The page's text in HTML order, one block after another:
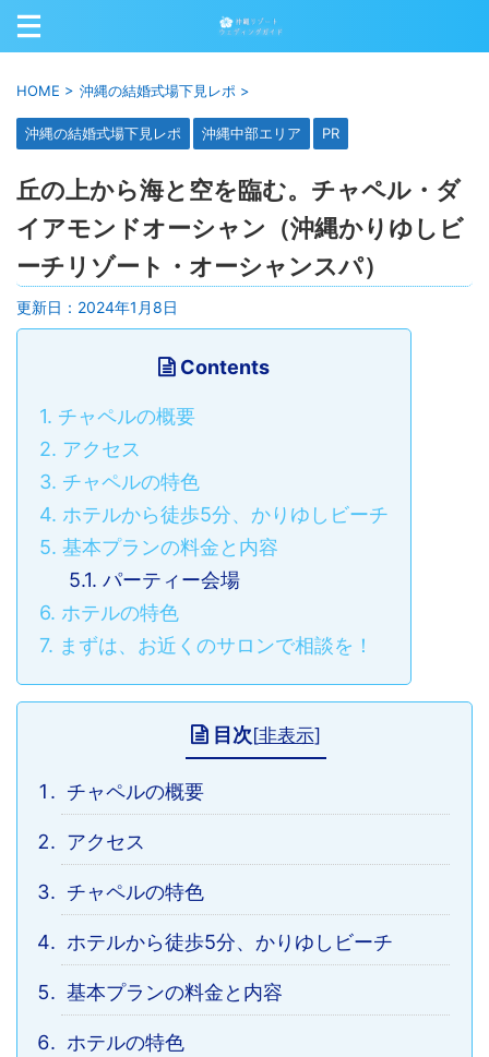
HOME > 沖縄の結婚式場下見レポ >
沖縄の結婚式場下見レポ 沖縄中部エリア PR
丘の上から海と空を臨む。チャペル・ダ
イアモンドオーシャン（沖縄かりゆしビ
ーチリゾート・オーシャンスパ）
更新日： 2024年1月8日
Contents
1. チャペルの概要
2. アクセス
3. チャペルの特色
4. ホテルから徒歩5分、かりゆしビーチ
5. 基本プランの料金と内容
5.1. パーティー会場
6. ホテルの特色
7. まずは、お近くのサロンで相談を！
目次[非表示]
チャペルの概要
アクセス
チャペルの特色
ホテルから徒歩5分、かりゆしビーチ
基本プランの料金と内容
ホテルの特色